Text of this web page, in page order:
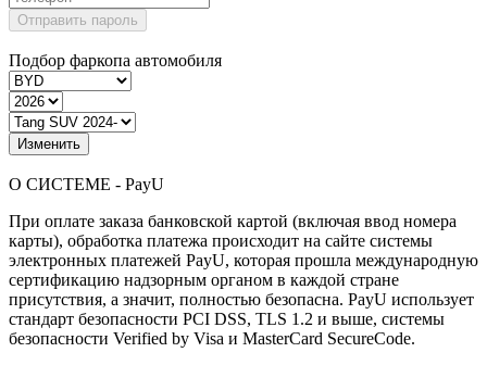
Отправить пароль
Подбор фаркопа автомобиля
Изменить
О СИСТЕМЕ - PayU
При оплате заказа банковской картой (включая ввод номера
карты), обработка платежа происходит на сайте системы
электронных платежей PayU, которая прошла международную
сертификацию надзорным органом в каждой стране
присутствия, а значит, полностью безопасна. PayU использует
стандарт безопасности PCI DSS, TLS 1.2 и выше, системы
безопасности Verified by Visa и MasterCard SecureCode.